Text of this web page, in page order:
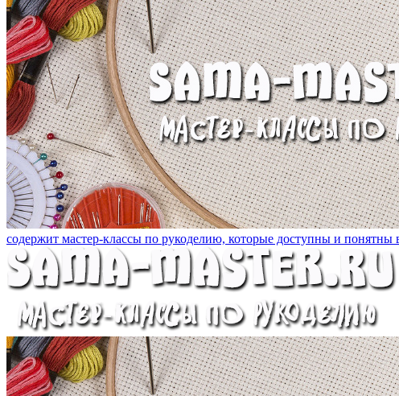
содержит мастер-классы по рукоделию, которые доступны и